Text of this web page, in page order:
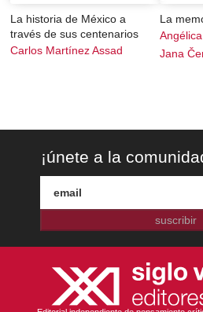
La historia de México a
través de sus centenarios
Carlos Martínez Assad
La
Jana
¡únete a la
suscribir